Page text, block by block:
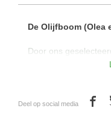
De Olijfboom (Olea
Door ons
ziektebestendige
geworden waardoor
Deel op social media